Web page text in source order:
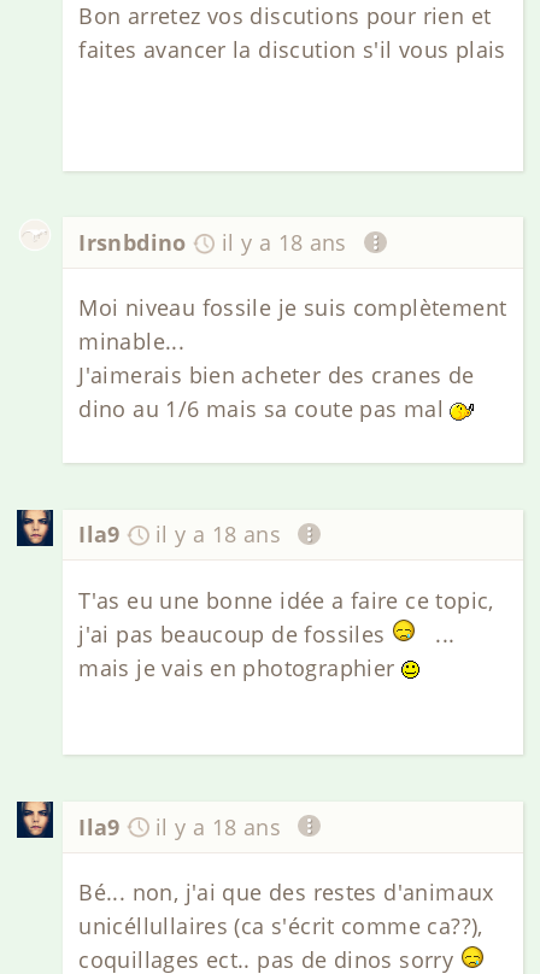
Bon arretez vos discutions pour rien et
faites avancer la discution s'il vous plais
Irsnbdino il y a 18 ans
Moi niveau fossile je suis complètement
minable...
J'aimerais bien acheter des cranes de
dino au 1/6 mais sa coute pas mal
Ila9 il y a 18 ans
T'as eu une bonne idée a faire ce topic,
j'ai pas beaucoup de fossiles
...
mais je vais en photographier
Ila9 il y a 18 ans
Bé... non, j'ai que des restes d'animaux
unicéllullaires (ca s'écrit comme ca??),
coquillages ect.. pas de dinos sorry